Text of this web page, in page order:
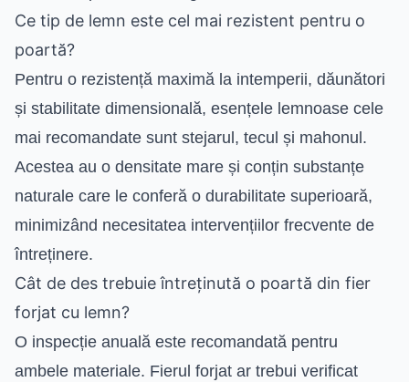
Ce tip de lemn este cel mai rezistent pentru o
poartă?
Pentru o rezistență maximă la intemperii, dăunători
și stabilitate dimensională, esențele lemnoase cele
mai recomandate sunt stejarul, tecul și mahonul.
Acestea au o densitate mare și conțin substanțe
naturale care le conferă o durabilitate superioară,
minimizând necesitatea intervențiilor frecvente de
întreținere.
Cât de des trebuie întreținută o poartă din fier
forjat cu lemn?
O inspecție anuală este recomandată pentru
ambele materiale. Fierul forjat ar trebui verificat